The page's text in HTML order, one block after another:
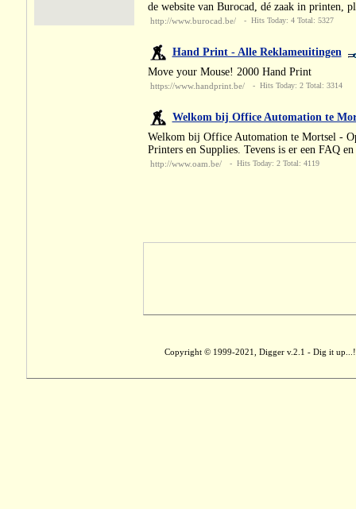
de website van Burocad, dé zaak in printen,
http://www.burocad.be/ - Hits Today: 4 Total: 5327
Hand Print - Alle Reklameuitingen
Move your Mouse! 2000 Hand Print
https://www.handprint.be/ - Hits Today: 2 Total: 3314
Welkom bij Office Automation te
Welkom bij Office Automation te Mortsel -
Printers en Supplies. Tevens is er een FAQ
http://www.oam.be/ - Hits Today: 2 Total: 4119
Copyright © 1999-2021, Digger v.2.1 - Dig it